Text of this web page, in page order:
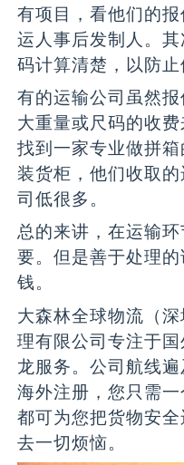
有项目，看他们的
运人事后发制人。
码计算清楚，以防止
有的运输公司虽然
大重量或尺码的收
找到一家专业做拼
装货柜，他们收取
司低很多。
总的来讲，在运输
要。但是善于处理
钱。
大森林全球物流（
理有限公司专注于
龙服务。公司航线
海外注册，您只需
都可为您把货物安
去一切烦恼。